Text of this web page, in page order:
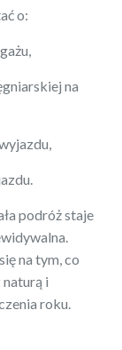
o:
na
podróż staje
na tym, co
i
roku.